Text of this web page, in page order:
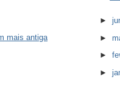
mais antiga
►
►
►
►